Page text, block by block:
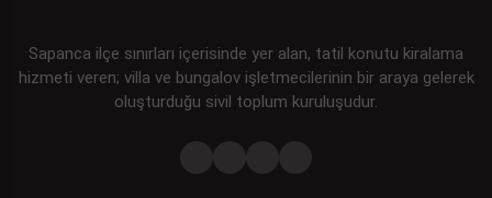
Sapanca ilçe sınırları içerisinde yer alan, tatil konutu kiralama
hizmeti veren; villa ve bungalov işletmecilerinin bir araya gelerek
oluşturduğu sivil toplum kuruluşudur.